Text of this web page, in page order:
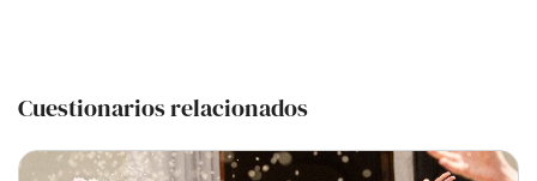
Cuestionarios relacionados